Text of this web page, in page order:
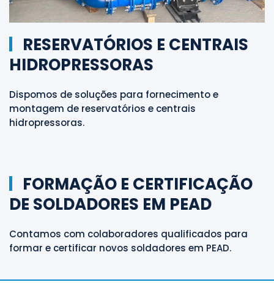
RESERVATÓRIOS E CENTRAIS
HIDROPRESSORAS
Dispomos de soluções para fornecimento e
montagem de reservatórios e centrais
hidropressoras.
FORMAÇÃO E CERTIFICAÇÃO
DE SOLDADORES EM PEAD
Contamos com colaboradores qualificados para
formar e certificar novos soldadores em PEAD.